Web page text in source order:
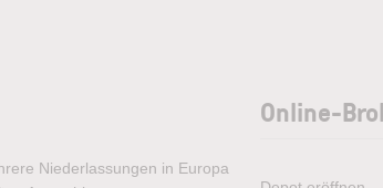
Niederlassungen in Europa
Online-